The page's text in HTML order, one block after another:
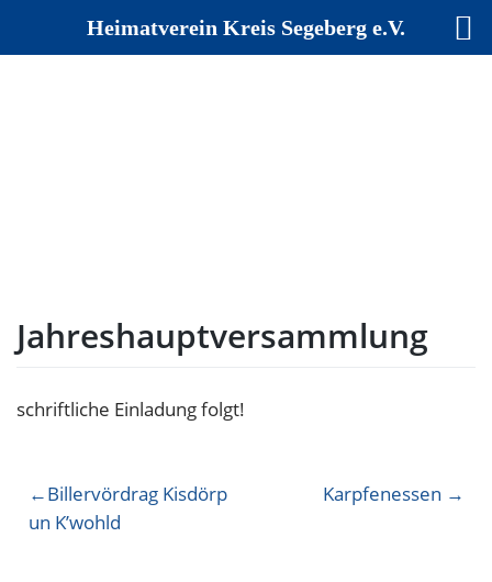
Jahreshauptversammlung
schriftliche Einladung folgt!
Beitragsnavigation
Billervördrag Kisdörp
un K’wohld
Karpfenessen
Heimatverein Kreis Segeberg e.V.